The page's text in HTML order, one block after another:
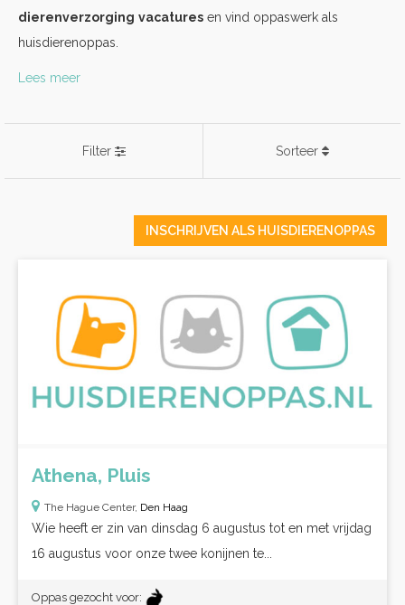
dierenverzorging vacatures en vind oppaswerk als
huisdierenoppas.
Lees meer
Filter Sorteer
INSCHRIJVEN ALS HUISDIERENOPPAS
Athena, Pluis
The Hague Center, Den Haag
Wie heeft er zin van dinsdag 6 augustus tot en met vrijdag
16 augustus voor onze twee konijnen te...
Oppas gezocht voor: